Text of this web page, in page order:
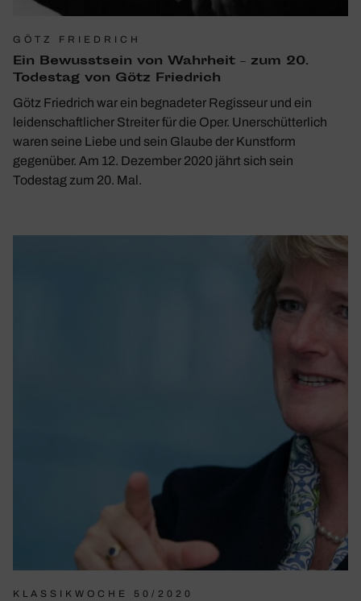
GÖTZ FRIEDRICH
Ein Bewusst­sein von Wahr­heit – zum 20.
Todestag von Götz Fried­rich
Götz Friedrich war ein begnadeter Regisseur und ein
leidenschaftlicher Streiter für die Oper. Unerschütterlich
waren seine Liebe und sein Glaube der Kunstform
gegenüber. Am 12. Dezember 2020 jährt sich sein
Todestag zum 20. Mal.
KLASSIKWOCHE 50/2020